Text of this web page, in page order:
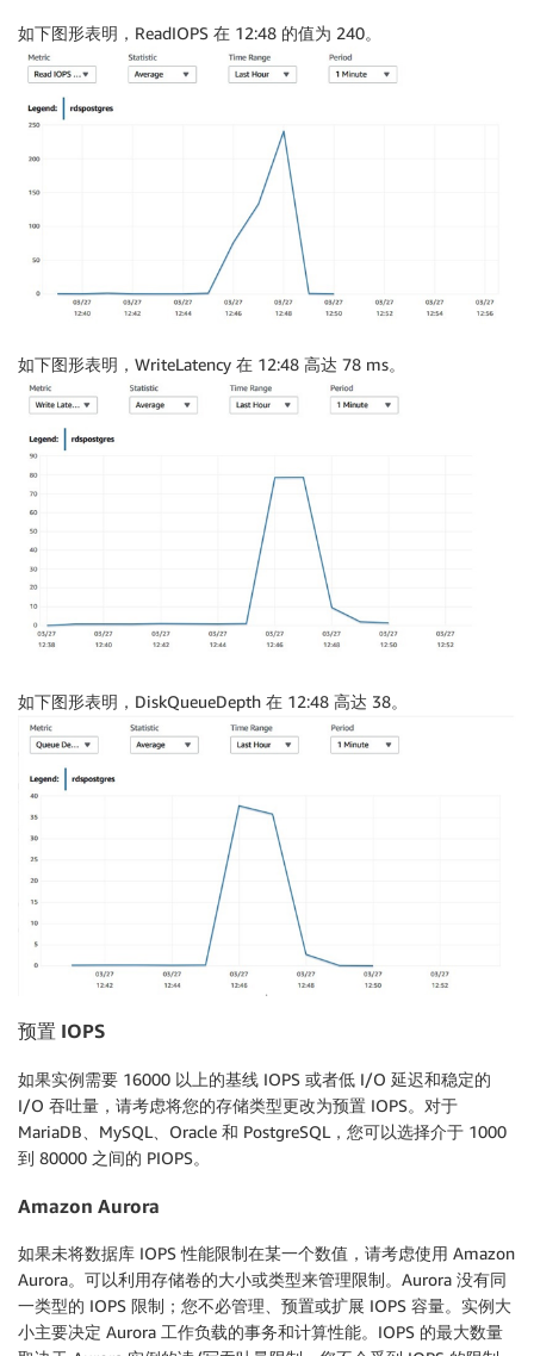
如下图形表明，ReadIOPS 在 12:48 的值为 240。
如下图形表明，WriteLatency 在 12:48 高达 78 ms。
如下图形表明，DiskQueueDepth 在 12:48 高达 38。
预置 IOPS
如果实例需要 16000 以上的基线 IOPS 或者低 I/O 延迟和稳定的
I/O 吞吐量，请考虑将您的存储类型更改为预置 IOPS。对于
MariaDB、MySQL、Oracle 和 PostgreSQL，您可以选择介于 1000
到 80000 之间的 PIOPS。
Amazon Aurora
如果未将数据库 IOPS 性能限制在某一个数值，请考虑使用 Amazon
Aurora。可以利用存储卷的大小或类型来管理限制。Aurora 没有同
一类型的 IOPS 限制；您不必管理、预置或扩展 IOPS 容量。实例大
小主要决定 Aurora 工作负载的事务和计算性能。IOPS 的最大数量